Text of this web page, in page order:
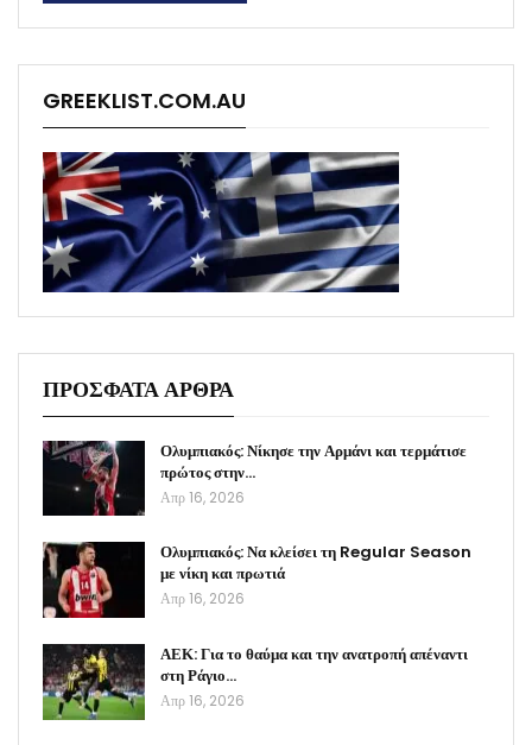
GREEKLIST.COM.AU
ΠΡΟΣΦΑΤΑ ΑΡΘΡΑ
Ολυμπιακός: Νίκησε την Αρμάνι και τερμάτισε
πρώτος στην…
Απρ 16, 2026
Ολυμπιακός: Να κλείσει τη Regular Season
με νίκη και πρωτιά
Απρ 16, 2026
ΑΕΚ: Για το θαύμα και την ανατροπή απέναντι
στη Ράγιο…
Απρ 16, 2026